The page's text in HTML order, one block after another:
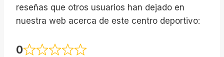
reseñas que otros usuarios han dejado en
nuestra web acerca de este centro deportivo:
0